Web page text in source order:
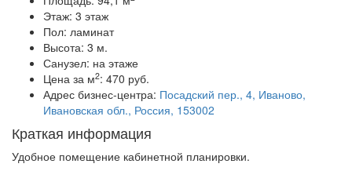
Этаж: 3 этаж
Пол: ламинат
Высота: 3 м.
Санузел: на этаже
Цена за м2: 470 руб.
Адрес бизнес-центра: Посадский пер., 4, Иваново,
Ивановская обл., Россия, 153002
Краткая информация
Удобное помещение кабинетной планировки.